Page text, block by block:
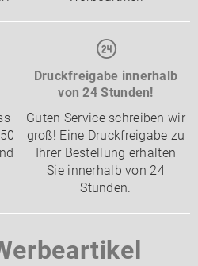
Druckfreigabe innerhalb
von 24 Stunden!
Guten Service schreiben wir
groß! Eine Druckfreigabe zu
Ihrer Bestellung erhalten
Sie innerhalb von 24
Stunden.